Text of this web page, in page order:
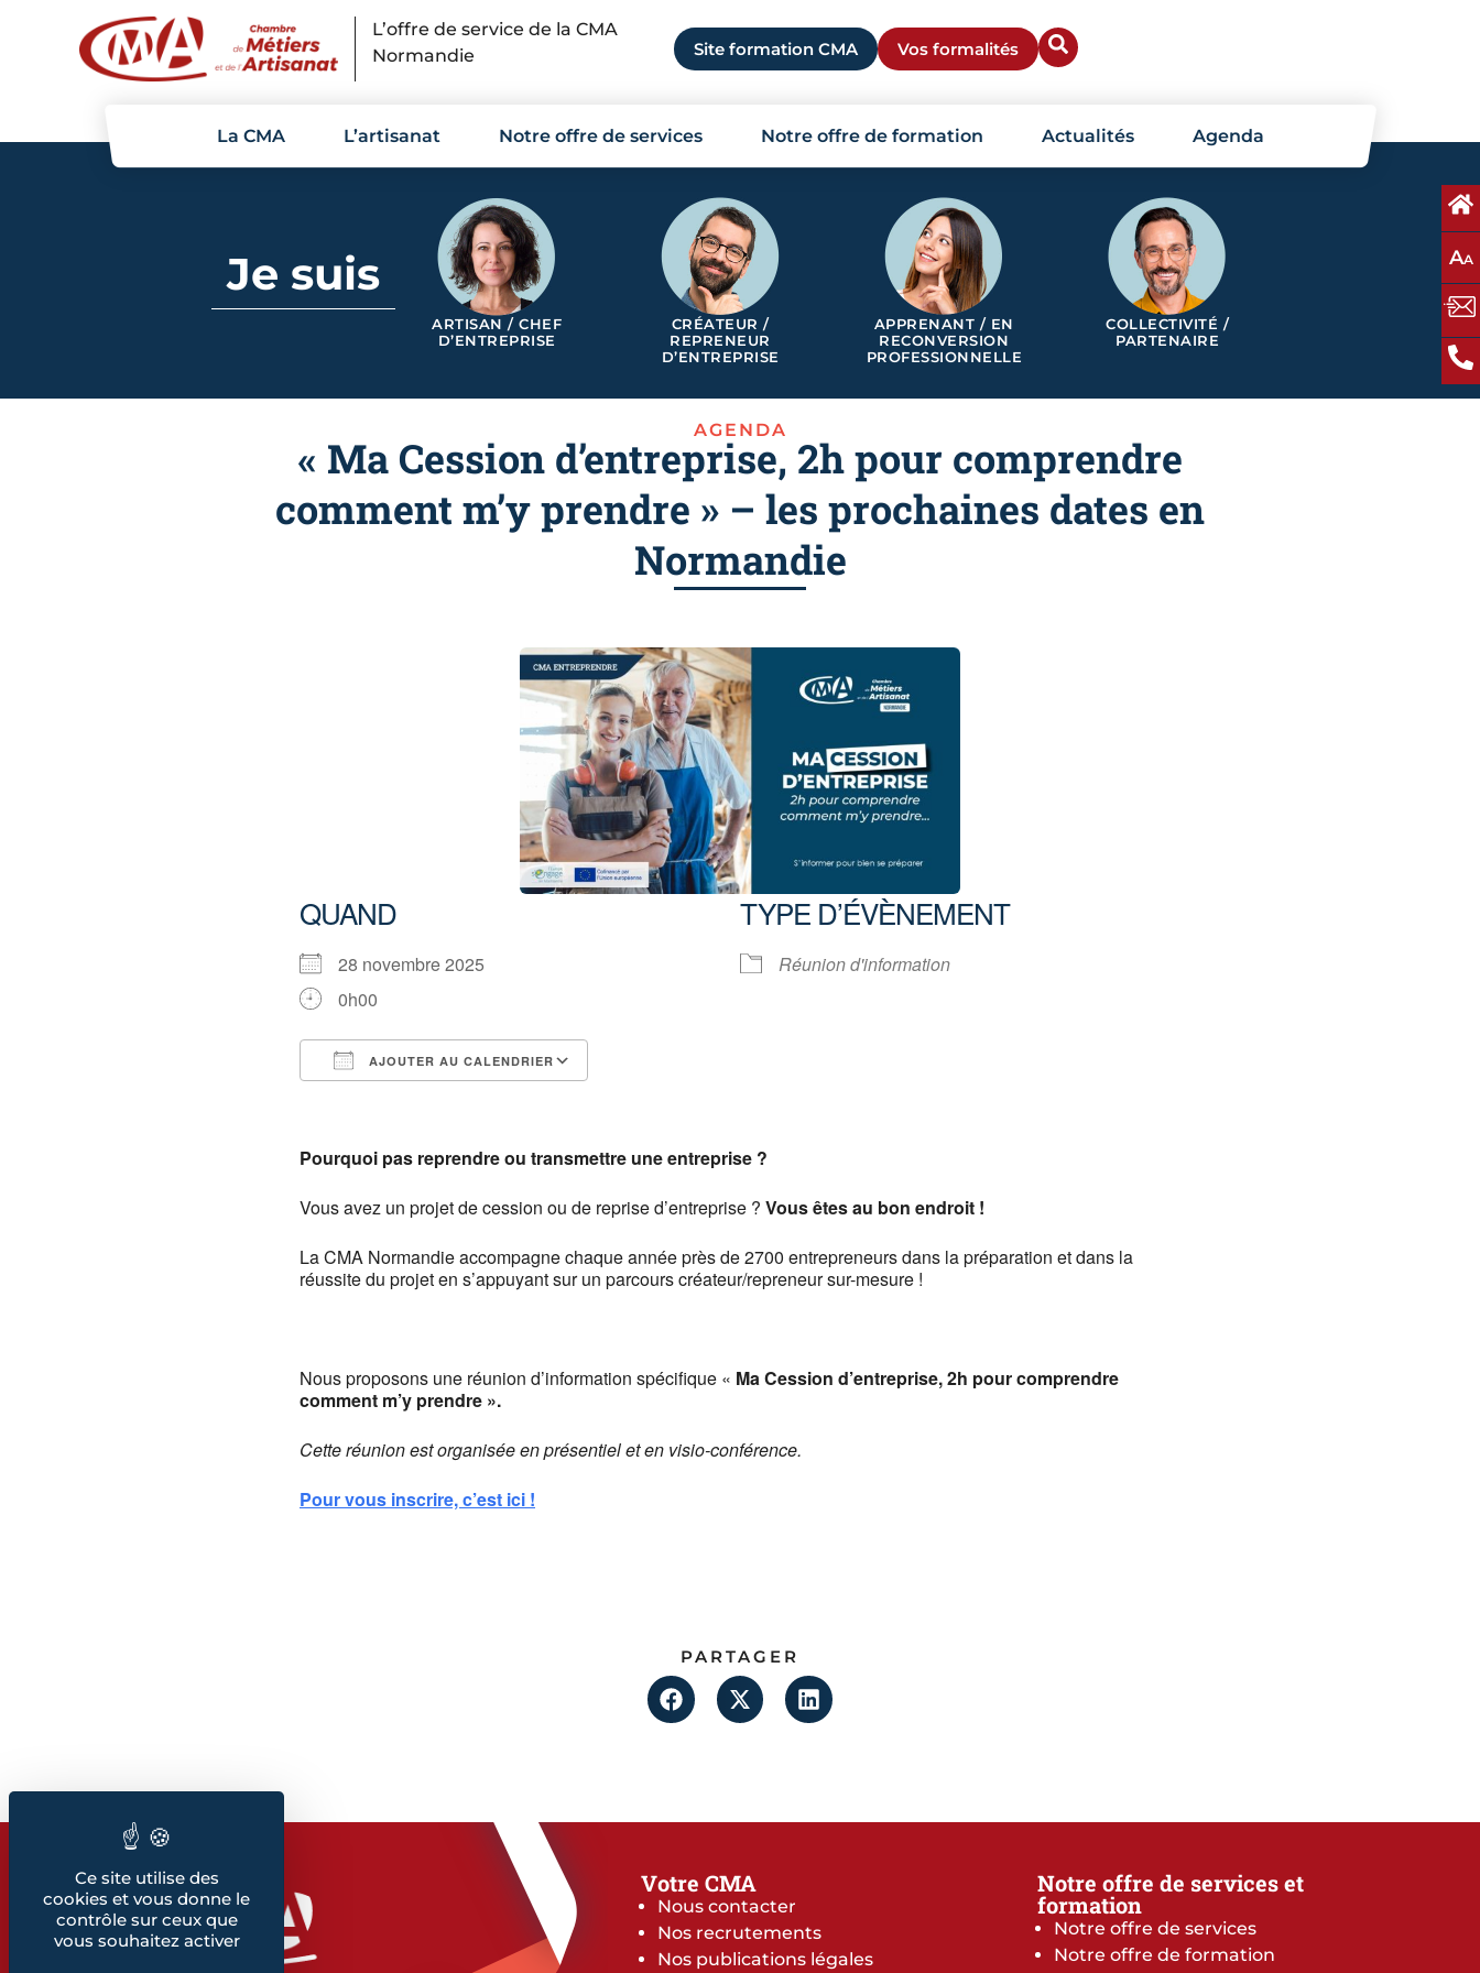
L’offre de service de la CMA
Normandie
Site formation CMA Vos formalités
La CMA L’artisanat Notre offre de services Notre offre de formation Actualités Agenda
AA
Je suis
ARTISAN / CHEF
D’ENTREPRISE
CRÉATEUR /
REPRENEUR
D’ENTREPRISE
APPRENANT / EN
RECONVERSION
PROFESSIONNELLE
COLLECTIVITÉ /
PARTENAIRE
AGENDA
« Ma Cession d’entreprise, 2h pour comprendre
comment m’y prendre » – les prochaines dates en
Normandie
QUAND
28 novembre 2025
0h00
AJOUTER AU CALENDRIER
TYPE D’ÉVÈNEMENT
Réunion d'information
Pourquoi pas reprendre ou transmettre une entreprise ?
Vous avez un projet de cession ou de reprise d’entreprise ? Vous êtes au bon endroit !
La CMA Normandie accompagne chaque année près de 2700 entrepreneurs dans la préparation et dans la
réussite du projet en s’appuyant sur un parcours créateur/repreneur sur-mesure !
Nous proposons une réunion d’information spécifique « Ma Cession d’entreprise, 2h pour comprendre
comment m’y prendre ».
Cette réunion est organisée en présentiel et en visio-conférence.
Pour vous inscrire, c’est ici !
PARTAGER
Votre CMA
Nous contacter
Nos recrutements
Nos publications légales
Notre offre de services et
formation
Notre offre de services
Notre offre de formation
Panneau de gestion des cookies
Ce site utilise des
cookies et vous donne le
contrôle sur ceux que
vous souhaitez activer